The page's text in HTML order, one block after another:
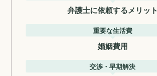
弁護士に依頼するメリット
重要な生活費
婚姻費用
交渉・早期解決